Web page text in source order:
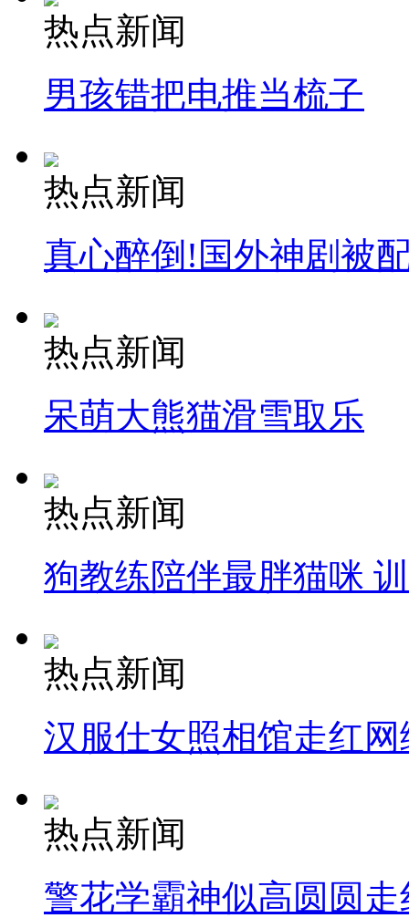
热点新闻
男孩错把电推当梳子
热点新闻
真心醉倒!国外神剧被
热点新闻
呆萌大熊猫滑雪取乐
热点新闻
狗教练陪伴最胖猫咪
热点新闻
汉服仕女照相馆走红网
热点新闻
警花学霸神似高圆圆走